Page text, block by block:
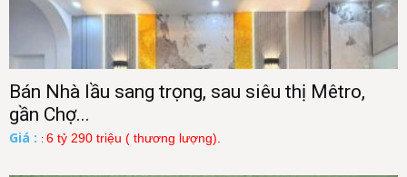
Bán Nhà lầu sang trọng, sau siêu thị Mêtro,
gần Chợ...
Giá : : 6 tỷ 290 triệu ( thương lượng).